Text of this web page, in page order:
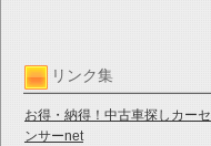
リンク集
お得・納得！中古車探しカーセ
ンサーnet